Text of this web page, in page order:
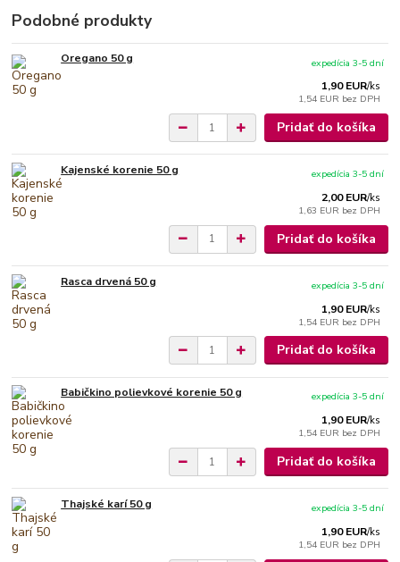
Podobné produkty
Oregano 50 g
1,90 EUR/ks
1,54 EUR bez DPH
expedícia 3-5 dní
Pridať do košíka
Kajenské korenie 50 g
2,00 EUR/ks
1,63 EUR bez DPH
expedícia 3-5 dní
Pridať do košíka
Rasca drvená 50 g
1,90 EUR/ks
1,54 EUR bez DPH
expedícia 3-5 dní
Pridať do košíka
Babičkino polievkové korenie 50 g
1,90 EUR/ks
1,54 EUR bez DPH
expedícia 3-5 dní
Pridať do košíka
Thajské karí 50 g
1,90 EUR/ks
1,54 EUR bez DPH
expedícia 3-5 dní